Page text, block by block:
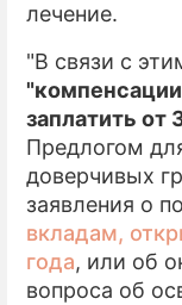
лечение.
"В связи с
заплатить от
Предлогом
доверчивых
заявления о
вкладам,
года, или об
вопроса об